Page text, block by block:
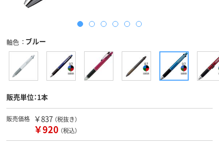
軸色 ブルー
販売単位：1本
販売価格 ￥837 （税抜き）
￥920 （税込）